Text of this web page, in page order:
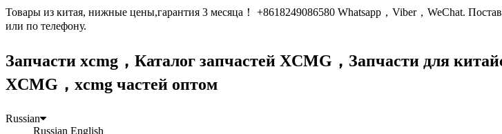
Товары из китая, нижные цены,гарантия 3 месяца！ +8618249086580 Whatsapp，Viber，WeChat.
или по телефону.
Запчасти xcmg，Каталог запчастей XCMG， Запчасти для
XCMG，xcmg частей оптом
Russian
Russian English